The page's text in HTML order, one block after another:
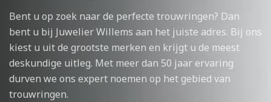
Bent u op zoek naar de perfecte trouwringen? Dan
bent u bij Juwelier Willems aan het juiste adres. Bij ons
kiest u uit de grootste merken en krijgt u de meest
deskundige uitleg. Met meer dan 50 jaar ervaring
durven we ons expert noemen op het gebied van
trouwringen.